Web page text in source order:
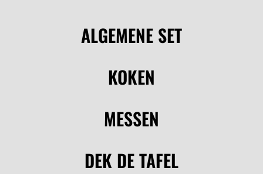
ALGEMENE SET
KOKEN
MESSEN
DEK DE TAFEL